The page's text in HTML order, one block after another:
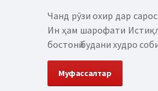
Чанд рӯзи охир дар
Ин ҳам шарофати
бостонӣ будани худро
Муфассалтар